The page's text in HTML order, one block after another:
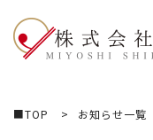
■TOP お知らせ一覧